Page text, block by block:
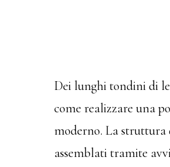
Dei lunghi tondini di
come realizzare una
moderno. La struttura
assemblati tramite